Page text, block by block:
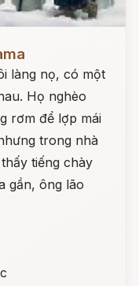
làng nọ, có một
Họ nghèo
rơm để lợp mái
trong nhà
tiếng chày
gần, ông lão